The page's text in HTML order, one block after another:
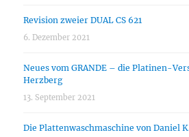
Revision zweier DUAL CS 621
6. Dezember 2021
Neues vom GRANDE – die Platinen-
Herzberg
13. September 2021
Die Plattenwaschmaschine von Daniel